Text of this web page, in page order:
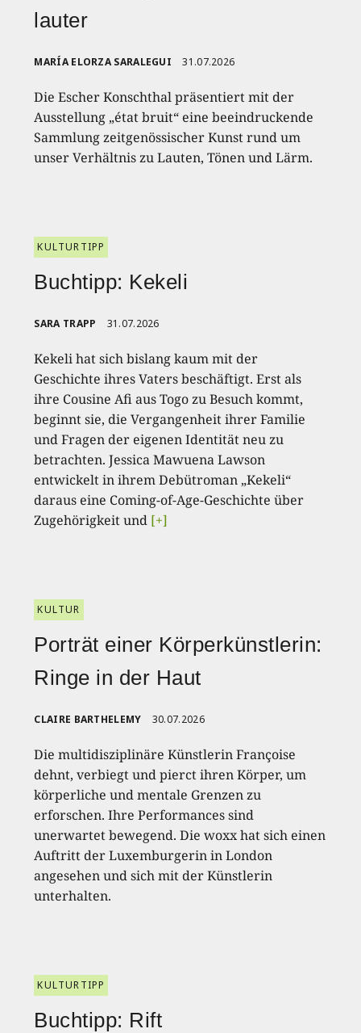
lauter
MARÍA ELORZA SARALEGUI 31.07.2026
Die Escher Konschthal präsentiert mit der
Ausstellung „état bruit“ eine beeindruckende
Sammlung zeitgenössischer Kunst rund um
unser Verhältnis zu Lauten, Tönen und Lärm.
KULTURTIPP
Buchtipp: Kekeli
SARA TRAPP 31.07.2026
Kekeli hat sich bislang kaum mit der
Geschichte ihres Vaters beschäftigt. Erst als
ihre Cousine Afi aus Togo zu Besuch kommt,
beginnt sie, die Vergangenheit ihrer Familie
und Fragen der eigenen Identität neu zu
betrachten. Jessica Mawuena Lawson
entwickelt in ihrem Debütroman „Kekeli“
daraus eine Coming-of-Age-Geschichte über
Zugehörigkeit und [+]
KULTUR
Porträt einer Körperkünstlerin:
Ringe in der Haut
CLAIRE BARTHELEMY 30.07.2026
Die multidisziplinäre Künstlerin Françoise
dehnt, verbiegt und pierct ihren Körper, um
körperliche und mentale Grenzen zu
erforschen. Ihre Performances sind
unerwartet bewegend. Die woxx hat sich einen
Auftritt der Luxemburgerin in London
angesehen und sich mit der Künstlerin
unterhalten.
KULTURTIPP
Buchtipp: Rift